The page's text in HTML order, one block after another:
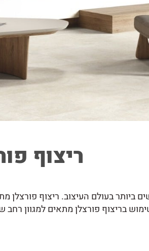
ריצוף
ביותר בעולם העיצוב. ריצוף פורצלן
בריצוף פורצלןמתאים למגוון רחב